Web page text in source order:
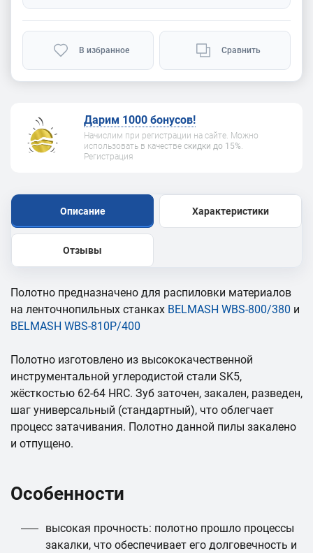
В избранное Сравнить
Дарим 1000 бонусов!
Начислим при регистрации на сайте. Можно
использовать в качестве скидки до 15%.
Регистрация
Описание Характеристики
Отзывы
Полотно предназначено для распиловки материалов
на ленточнопильных станках BELMASH WBS-800/380 и
BELMASH WBS-810P/400
Полотно изготовлено из высококачественной
инструментальной углеродистой стали SK5,
жёсткостью 62-64 HRC. Зуб заточен, закален, разведен,
шаг универсальный (стандартный), что облегчает
процесс затачивания. Полотно данной пилы закалено
и отпущено.
Особенности
высокая прочность: полотно прошло процессы
закалки, что обеспечивает его долговечность и